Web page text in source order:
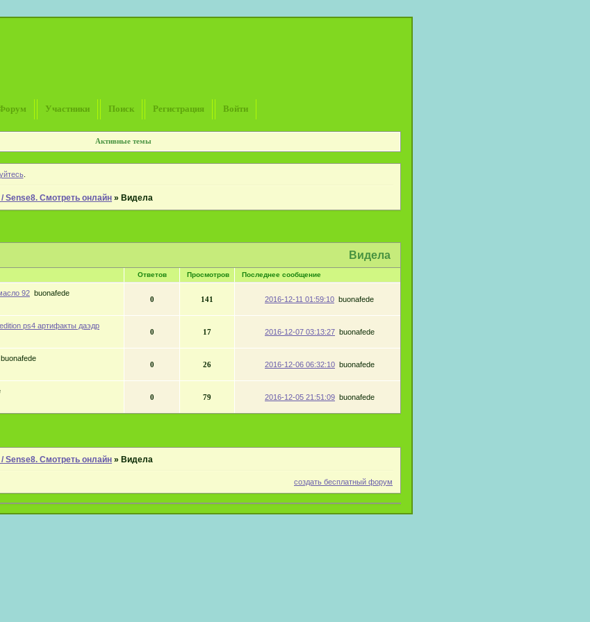
Участники Поиск Регистрация Войти
Активные темы
.
Sense8. Смотреть онлайн »Видела
Видела
Ответов Просмотров Последнее сообщение
92 buonafede
0 141 2016-12-11 01:59:10 buonafede
ps4 артифакты даэдр
0 17 2016-12-07 03:13:27 buonafede
buonafede
0 26 2016-12-06 06:32:10 buonafede
0 79 2016-12-05 21:51:09 buonafede
Sense8. Смотреть онлайн » Видела
создать бесплатный форум